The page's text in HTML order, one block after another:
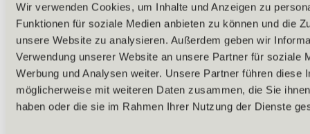
Wir verwenden Cookies, um Inhalte und Anzeigen zu
Funktionen für soziale Medien anbieten zu können und die
unsere Website zu analysieren. Außerdem geben wir
Verwendung unserer Website an unsere Partner für soziale
Werbung und Analysen weiter. Unsere Partner führen diese
möglicherweise mit weiteren Daten zusammen, die Sie
haben oder die sie im Rahmen Ihrer Nutzung der Dienste